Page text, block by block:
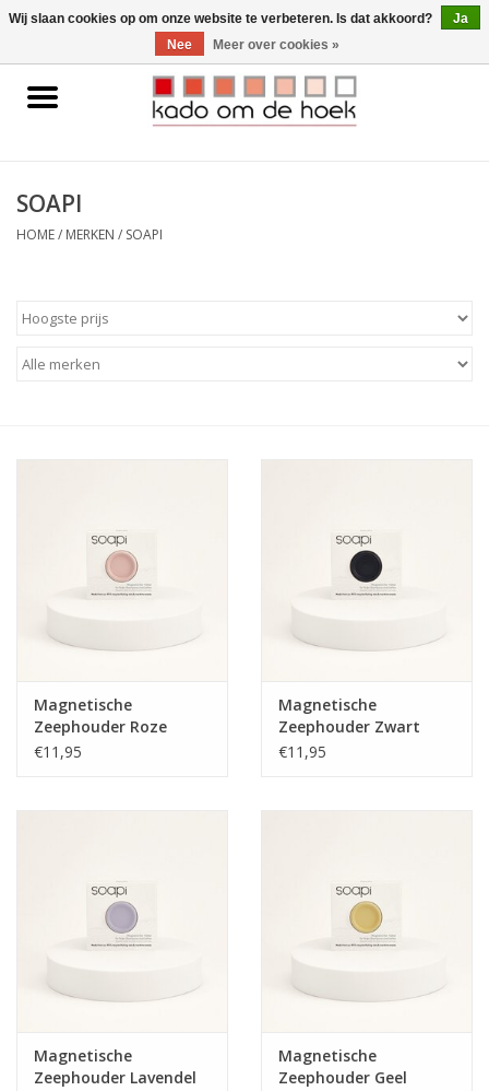
0 Artikelen - €0,00
Home
Gadgets
SOAPI
HOME/ MERKEN / SOAPI
Magnetische
Zeephouder Roze
€11,95
Magnetische
Zeephouder Zwart
€11,95
Magnetische
Zeephouder Lavendel
Magnetische
Zeephouder Geel
Wij slaan cookies op om onze website te verbeteren. Is dat akkoord?
Ja
Nee
Meer over cookies »